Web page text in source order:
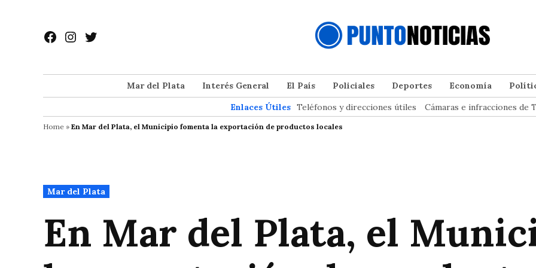
contenido
Facebook
Instagram
Twitter
Mar del Plata Interés General El País Policiales Deportes Economía
Enlaces Útiles Teléfonos y direcciones útiles Cámaras e infracciones de
Home » En Mar del Plata, el Municipio fomenta la exportación de productos locales
Publicado
en
Mar del Plata
En Mar del Plata, el